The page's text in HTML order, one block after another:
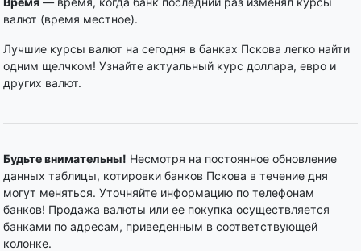
валют (время местное).
Лучшие курсы валют на сегодня в банках Пскова легко найти
одним щелчком! Узнайте актуальный курс доллара, евро и
других валют.
Будьте внимательны! Несмотря на постоянное обновление
данных таблицы, котировки банков Пскова в течение дня
могут меняться. Уточняйте информацию по телефонам
банков! Продажа валюты или ее покупка осуществляется
банками по адресам, приведенным в соответствующей
колонке.